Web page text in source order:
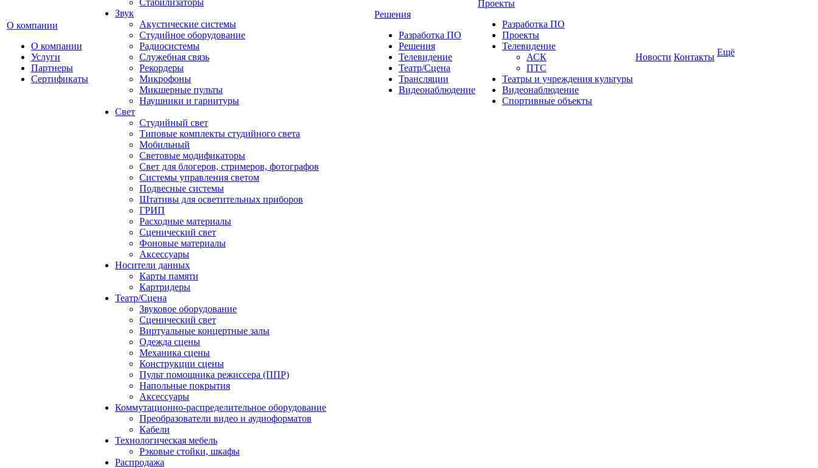
О компании
О компании
Услуги
Партнеры
Сертификаты
Стабилизаторы
Звук
Акустические системы
Студийное оборудование
Радиосистемы
Служебная связь
Рекордеры
Микрофоны
Микшерные пульты
Наушники и гарнитуры
Свет
Студийный свет
Типовые комплекты студийного света
Мобильный
Световые модификаторы
Свет для блогеров, стримеров, фотографов
Системы управления светом
Подвесные системы
Штативы для осветительных приборов
ГРИП
Расходные материалы
Сценический свет
Фоновые материалы
Аксессуары
Носители данных
Карты памяти
Картридеры
Театр/Сцена
Звуковое оборудование
Сценический свет
Виртуальные концертные залы
Одежда сцены
Механика сцены
Конструкции сцены
Пульт помощника режиссера (ППР)
Напольные покрытия
Аксессуары
Коммутационно-распределительное оборудование
Преобразователи видео и аудиоформатов
Кабели
Технологическая мебель
Рэковые стойки, шкафы
Распродажа
Решения
Разработка ПО
Решения
Телевидение
Театр/Сцена
Трансляции
Видеонаблюдение
Проекты
Разработка ПО
Проекты
Телевидение
АСК
ПТС
Театры и учреждения культуры
Видеонаблюдение
Спортивные объекты
Новости Контакты Ещё